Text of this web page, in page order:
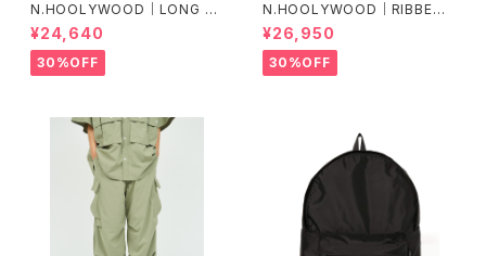
N.HOOLYWOOD｜LONG SL
EEVE T-SHIRT ｜2251-CS1
4-005 peg
¥24,640
30%OFF
N.HOOLYWOOD｜RIBBED P
ANTS ｜2241-CP05-098 p
eg
¥26,950
30%OFF